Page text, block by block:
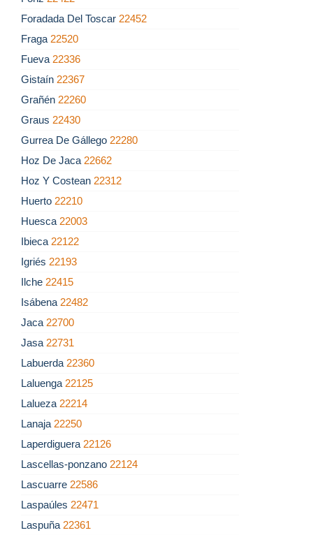
Foradada Del Toscar 22452
Fraga 22520
Fueva 22336
Gistaín 22367
Grañén 22260
Graus 22430
Gurrea De Gállego 22280
Hoz De Jaca 22662
Hoz Y Costean 22312
Huerto 22210
Huesca 22003
Ibieca 22122
Igriés 22193
Ilche 22415
Isábena 22482
Jaca 22700
Jasa 22731
Labuerda 22360
Laluenga 22125
Lalueza 22214
Lanaja 22250
Laperdiguera 22126
Lascellas-ponzano 22124
Lascuarre 22586
Laspaúles 22471
Laspuña 22361